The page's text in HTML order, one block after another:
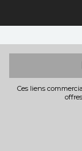
Ces liens